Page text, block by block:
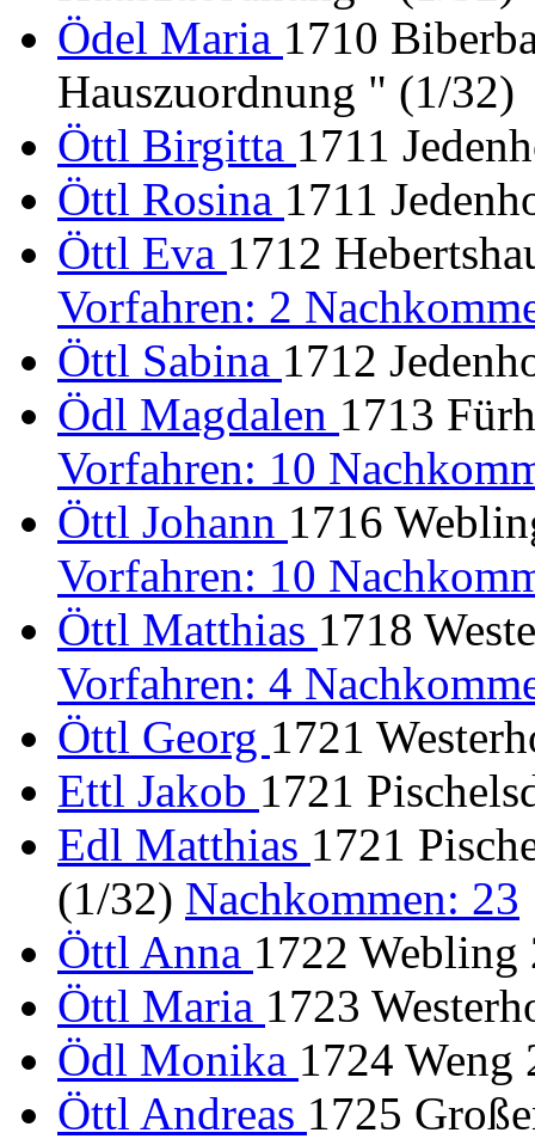
Ödel Maria 1710
Hauszuordnung " (1/32)
Öttl Birgitta 1711
Öttl Rosina 1711
Öttl Eva 1712
Vorfahren: 2
Öttl Sabina 1712
Ödl Magdalen 1713
Vorfahren: 10
Öttl Johann 1716
Vorfahren: 10
Öttl Matthias 1718
Vorfahren: 4
Öttl Georg 1721
Ettl Jakob 1721
Edl Matthias 1721
(1/32) Nachkommen: 23
Öttl Anna 1722
Öttl Maria 1723
Ödl Monika 1724
Öttl Andreas 1725